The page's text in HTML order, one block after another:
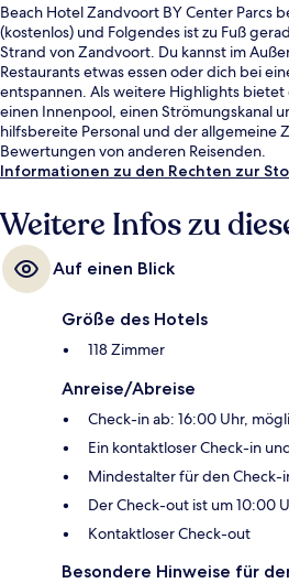
Beach Hotel Zandvoort BY Center Parcs
(kostenlos) und Folgendes ist zu Fuß
Strand von Zandvoort. Du kannst im
Restaurants etwas essen oder dich bei
entspannen. Als weitere Highlights bietet
einen Innenpool, einen Strömungskanal
hilfsbereite Personal und der allgemeine
Bewertungen von anderen Reisenden.
Informationen zu den Rechten zur
Weitere Infos zu
Auf einen Blick
Größe des Hotels
118 Zimmer
Anreise/Abreise
Check-in ab: 16:00 Uhr,
Ein kontaktloser Check-in
Mindestalter für den Check-
Der Check-out ist um 10:00
Kontaktloser Check-out
Besondere Hinweise für